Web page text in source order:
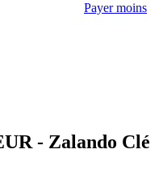
Payer moins
- Zalando Clé